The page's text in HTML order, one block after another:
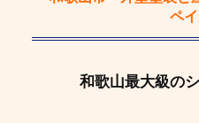
ペ
和歌山最大級の